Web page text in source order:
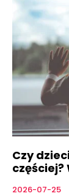
Czy
2026-07-25